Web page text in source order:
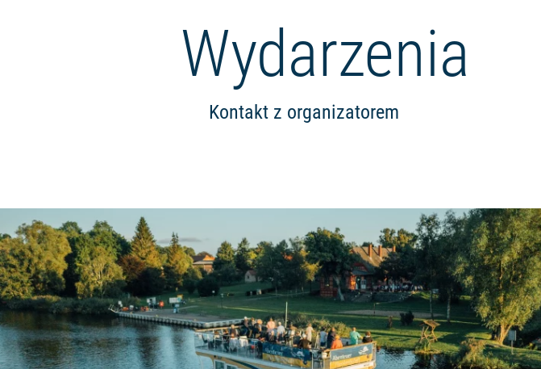
Wydarzenia
Kontakt z organizatorem